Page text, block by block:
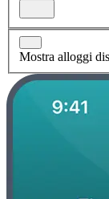
Mostra alloggi